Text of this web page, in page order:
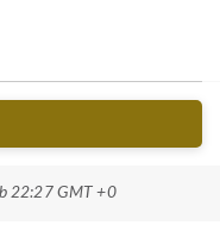
22:27 GMT +0